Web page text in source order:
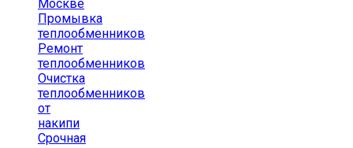
Москве
Промывка
теплообменников
Ремонт
теплообменников
Очистка
теплообменников
от
накипи
Срочная